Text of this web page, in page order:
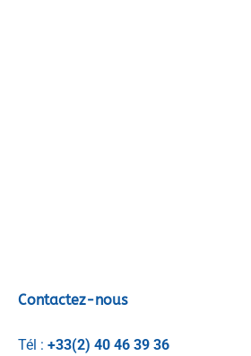
Contactez-nous
Tél : +33(2) 40 46 39 36